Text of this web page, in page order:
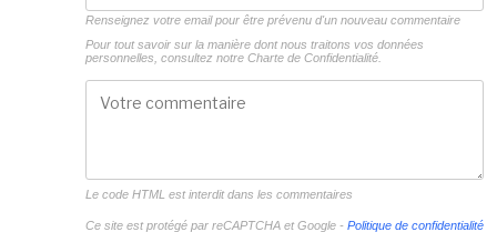
Renseignez votre email pour être prévenu d'un nouveau commentaire
Pour tout savoir sur la manière dont nous traitons vos données
personnelles, consultez notre Charte de Confidentialité.
Le code HTML est interdit dans les commentaires
Ce site est protégé par reCAPTCHA et Google - Politique de confidentialité